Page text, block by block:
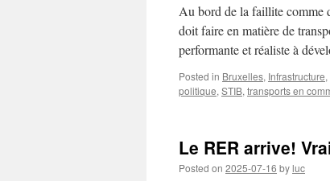
Au bord de la faillite comme
doit faire en matière de
performante et réaliste à
Posted in Bruxelles, Infrastructure,
politique, STIB, transports en
Le RER arrive!
Posted on 2025-07-16 byluc